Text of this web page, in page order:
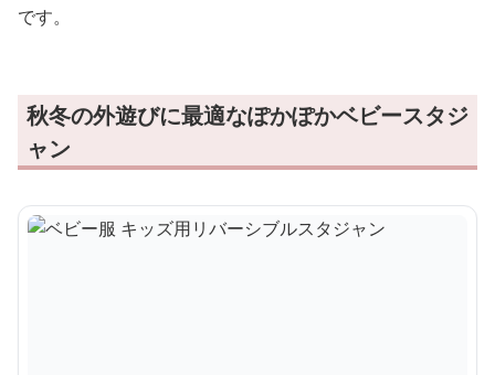
です。
秋冬の外遊びに最適なぽかぽかベビースタジ
ャン